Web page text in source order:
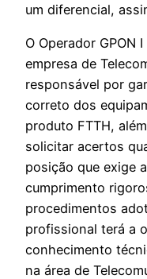
um diferencial,
O Operador GPON
empresa de
responsável por
correto dos
produto FTTH,
solicitar acertos
posição que exige
cumprimento
procedimentos
profissional terá a
conhecimento
na área de